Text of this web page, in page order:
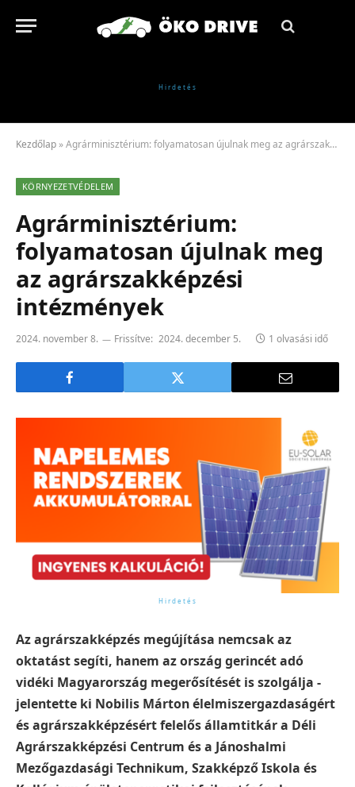
Kezdőlap »Agrárminisztérium: folyamatosan újulnak meg az agrárszakképzési intézmények
KÖRNYEZETVÉDELEM
Agrárminisztérium:
folyamatosan újulnak meg
az agrárszakképzési
intézmények
2024. november 8. Frissítve: 2024. december 5. 1 olvasási idő
Az agrárszakképzés megújítása nemcsak az
oktatást segíti, hanem az ország gerincét adó
vidéki Magyarország megerősítését is szolgálja -
jelentette ki Nobilis Márton élelmiszergazdaságért
és agrárszakképzésért felelős államtitkár a Déli
Agrárszakképzési Centrum és a Jánoshalmi
Mezőgazdasági Technikum, Szakképző Iskola és